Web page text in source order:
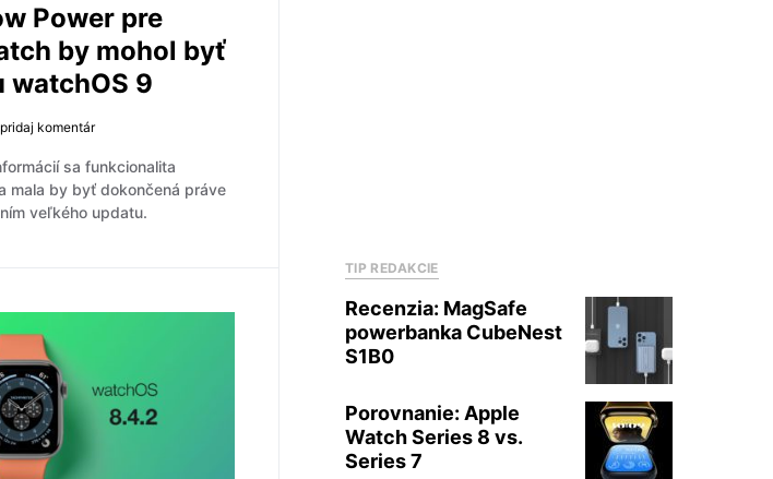
Power pre
by mohol byť
watchOS 9
pridaj komentár
sa funkcionalita
mala by byť dokončená práve
veľkého updatu.
TIP REDAKCIE
Recenzia: MagSafe
powerbanka CubeNest
S1B0
Porovnanie: Apple
Watch Series 8 vs.
Series 7